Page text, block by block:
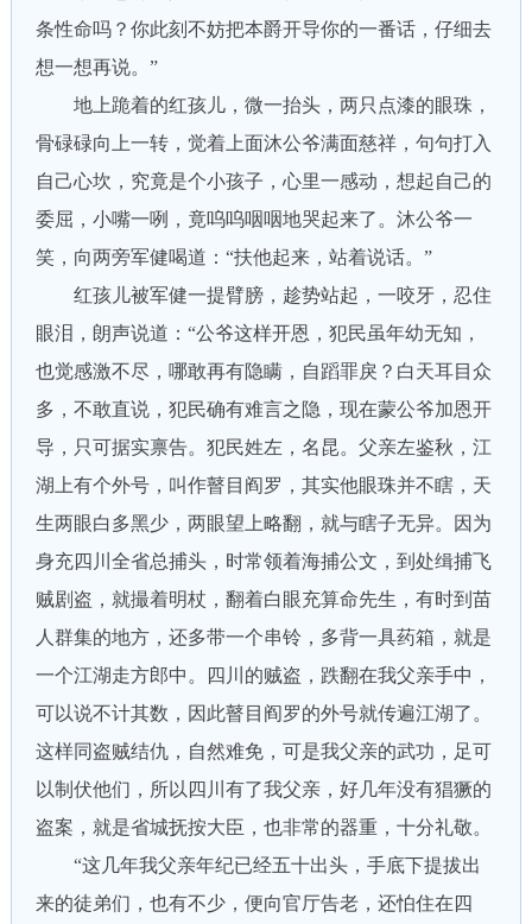
条性命吗？你此刻不妨把本爵开导你的一番话，仔细去
想一想再说。”
地上跪着的红孩儿，微一抬头，两只点漆的眼珠，
骨碌碌向上一转，觉着上面沐公爷满面慈祥，句句打入
自己心坎，究竟是个小孩子，心里一感动，想起自己的
委屈，小嘴一咧，竟呜呜咽咽地哭起来了。沐公爷一
笑，向两旁军健喝道：“扶他起来，站着说话。”
红孩儿被军健一提臂膀，趁势站起，一咬牙，忍住
眼泪，朗声说道：“公爷这样开恩，犯民虽年幼无知，
也觉感激不尽，哪敢再有隐瞒，自蹈罪戾？白天耳目众
多，不敢直说，犯民确有难言之隐，现在蒙公爷加恩开
导，只可据实禀告。犯民姓左，名昆。父亲左鉴秋，江
湖上有个外号，叫作瞽目阎罗，其实他眼珠并不瞎，天
生两眼白多黑少，两眼望上略翻，就与瞎子无异。因为
身充四川全省总捕头，时常领着海捕公文，到处缉捕飞
贼剧盗，就撮着明杖，翻着白眼充算命先生，有时到苗
人群集的地方，还多带一个串铃，多背一具药箱，就是
一个江湖走方郎中。四川的贼盗，跌翻在我父亲手中，
可以说不计其数，因此瞽目阎罗的外号就传遍江湖了。
这样同盗贼结仇，自然难免，可是我父亲的武功，足可
以制伏他们，所以四川有了我父亲，好几年没有猖獗的
盗案，就是省城抚按大臣，也非常的器重，十分礼敬。
“这几年我父亲年纪已经五十出头，手底下提拔出
来的徒弟们，也有不少，便向官厅告老，还怕住在四